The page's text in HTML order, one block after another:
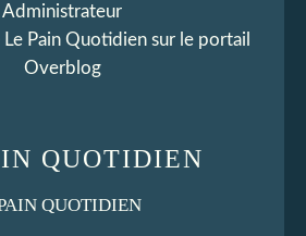
QUOTIDIEN
Administrateur
Le Pain Quotidiensur le portail
Overblog